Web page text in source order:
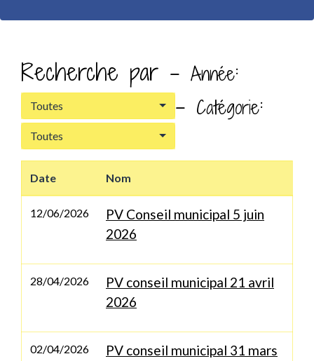
Recherche par - Année:
Toutes - Catégorie:
Toutes
Date Nom
12/06/2026
PV Conseil municipal 5 juin
2026
28/04/2026
PV conseil municipal 21 avril
2026
02/04/2026
PV conseil municipal 31 mars